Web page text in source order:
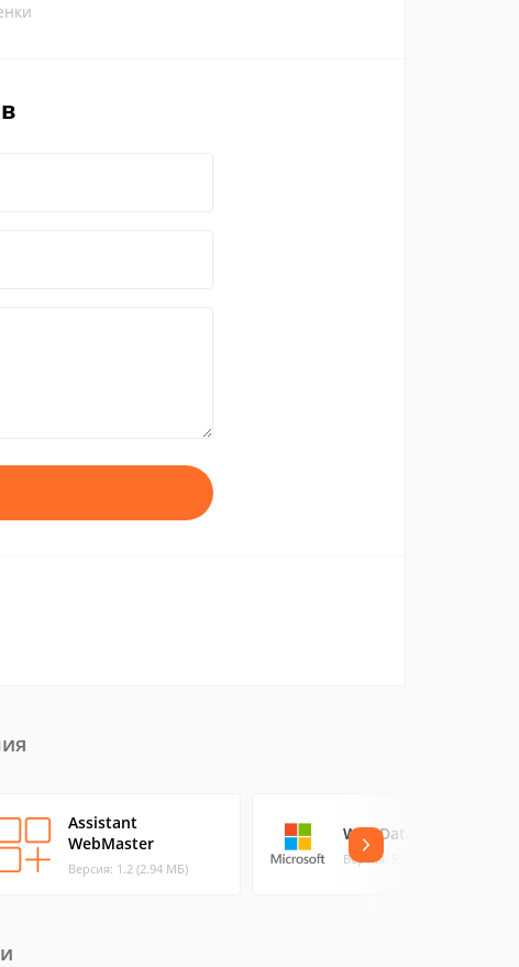
Assistant
WebMaster
Версия: 1.2 (2.94 МБ)
WCF Data Services
Версия: 5.3 (10.28 МБ)